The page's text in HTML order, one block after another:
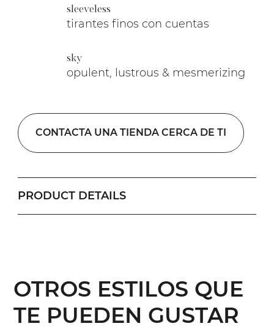
sleeveless
tirantes finos con cuentas
sky
opulent, lustrous & mesmerizing
CONTACTA UNA TIENDA CERCA DE TI
PRODUCT DETAILS
OTROS ESTILOS QUE
TE PUEDEN GUSTAR